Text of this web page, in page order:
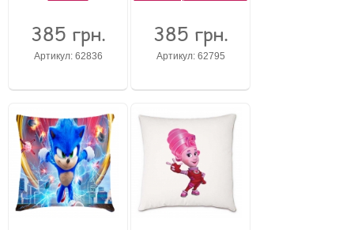
385 грн.
Артикул: 62836
385 грн.
Артикул: 62795